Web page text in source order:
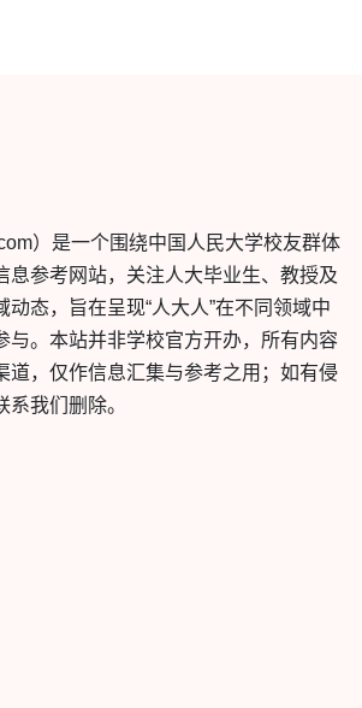
）是一个围绕中国人民大学校友群体
息参考网站，关注人大毕业生、教授及
动态，旨在呈现“人大人”在不同领域中
与。本站并非学校官方开办，所有内容
道，仅作信息汇集与参考之用；如有侵
我们删除。